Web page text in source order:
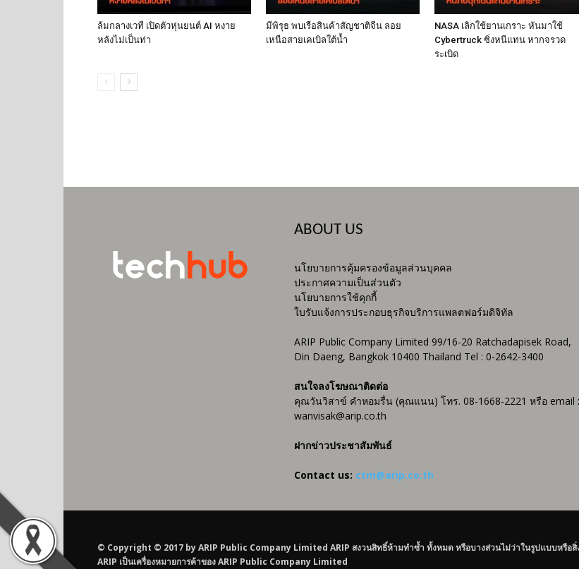
ล้มกลางเวที เปิดตัวหุ่นยนต์ AI หงาย
หลังไม่เป็นท่า
มีพิรุธ พบเรือสินค้าสัญชาติจีน ลอย
เหนือสายเคเบิลใต้น้ำ
NASA เลิกใช้ยานเกราะ หันมาใช้
Cybertruck ซิ่งหนีแทน หากจรวด
ระเบิด
ABOUT US
นโยบายการคุ้มครองข้อมูลส่วนบุคคล
ประกาศความเป็นส่วนตัว
นโยบายการใช้คุกกี้
ใบรับแจ้งการประกอบธุรกิจบริการแพลตฟอร์มดิจิทัล
ARIP Public Company Limited 99/16-20 Ratchadapisek Road,
Din Daeng, Bangkok 10400 Thailand Tel : 0-2642-3400
สนใจลงโฆษณาติดต่อ
คุณวันวิสาข์ คำหอมรื่น (คุณแนน) โทร. 08-1668-2221 หรือ email :
wanvisak@arip.co.th
ฝากข่าวประชาสัมพันธ์
Contact us: ctm@arip.co.th
© Copyright © 2017 by ARIP Public Company Limited ARIP สงวนสิทธิ์ห้ามทำซ้ำ ทั้งหมด หรือบางส่วนไม่ว่าในรูปแบบหรือสิ่
ARIP เป็นเครื่องหมายการค้าของ ARIP Public Company Limited